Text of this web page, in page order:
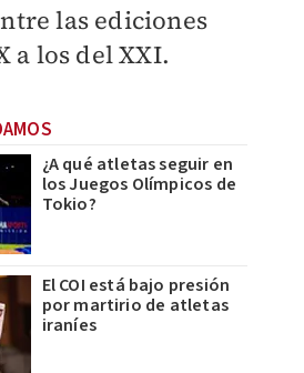
las ediciones
a los del XXI.
¿A qué atletas seguir en
los Juegos Olímpicos de
Tokio?
El COI está bajo presión
por martirio de atletas
iraníes